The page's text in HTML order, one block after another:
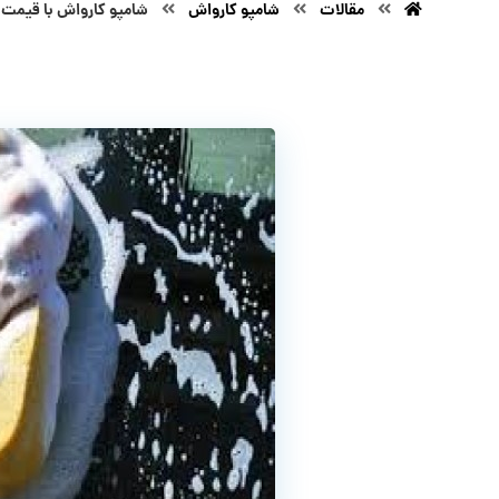
مقالات شامپو کارواش شامپو کارواش با